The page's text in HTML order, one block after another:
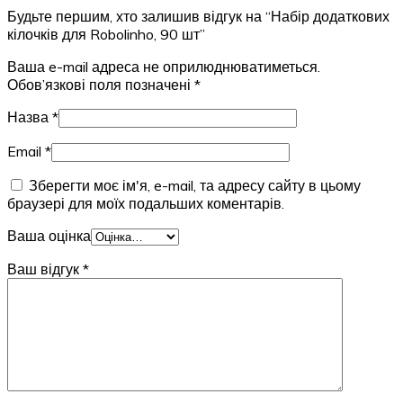
Будьте першим, хто залишив відгук на “Набір додаткових
кілочків для Robolinho, 90 шт”
Ваша e-mail адреса не оприлюднюватиметься.
Обов’язкові поля позначені *
Назва *
Email *
Зберегти моє ім'я, e-mail, та адресу сайту в цьому
браузері для моїх подальших коментарів.
Ваша оцінка
Ваш відгук *